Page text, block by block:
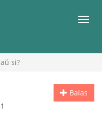
si?
Balas